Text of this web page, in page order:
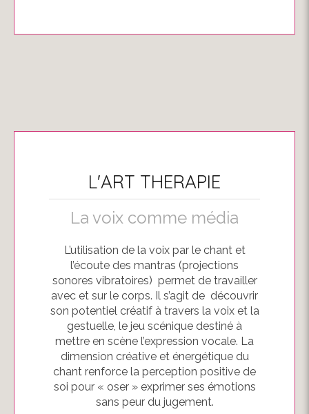
L'ART THERAPIE
La voix comme média
L’utilisation de la voix par le chant et
l’écoute des mantras (projections
sonores vibratoires) permet de travailler
avec et sur le corps. Il s’agit de découvrir
son potentiel créatif à travers la voix et la
gestuelle, le jeu scénique destiné à
mettre en scène l’expression vocale. La
dimension créative et énergétique du
chant renforce la perception positive de
soi pour « oser » exprimer ses émotions
sans peur du jugement.